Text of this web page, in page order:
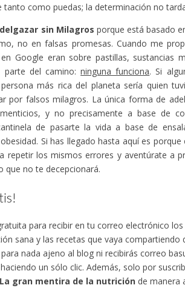
como puedas; la determinación no
sin Milagros porque está basado
no en falsas promesas. Cuando me
Google eran sobre pastillas, sustancias
parte del camino:ninguna funciona. Si
más rica del planeta sería quien
por falsos milagros. La única forma de
y no precisamente a base de
de pasarte la vida a base de
Si has llegado hasta aquí es
repetir los mismos errores y aventúrate a
que no te decepcionará.
para recibir en tu correo electrónico
sana y las recetas que vaya compartiendo
nada ajeno al blog ni recibirás correo
un sólo clic. Además, solo por
La gran mentira de la nutrición de manera